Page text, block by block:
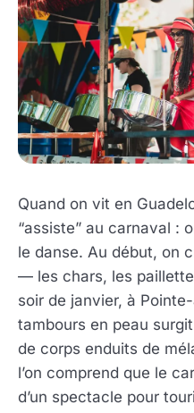
Quand on vit en
“assiste” au carnaval :
le danse. Au début, on
— les chars, les
soir de janvier, à
tambours en peau
de corps enduits de
l’on comprend que le
d’un spectacle pour